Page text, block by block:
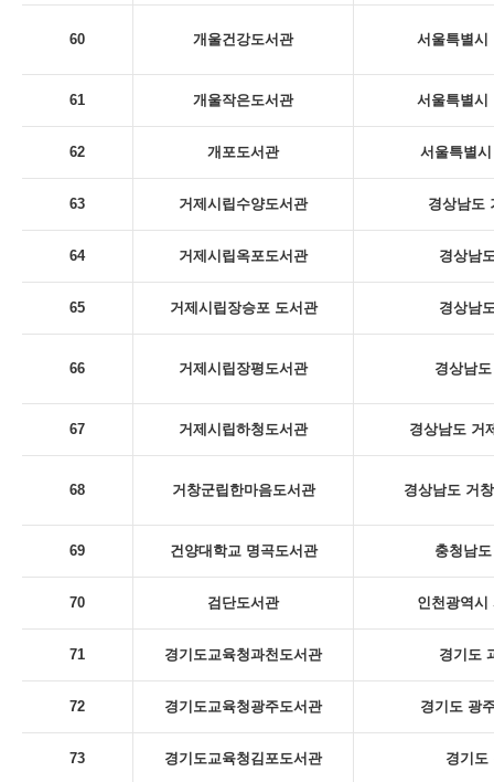
60 개울건강도서관 서울특별시
61 개울작은도서관 서울특별시
62 개포도서관 서울특별
63 거제시립수양도서관 경상남도
64 거제시립옥포도서관 경상남
65 거제시립장승포 도서관 경상남
66 거제시립장평도서관 경상남
67 거제시립하청도서관 경상남도 거
68 거창군립한마음도서관 경상남도 거
69 건양대학교 명곡도서관 충청남
70 검단도서관 인천광역시
71 경기도교육청과천도서관 경기도
72 경기도교육청광주도서관 경기도 광
73 경기도교육청김포도서관 경기도